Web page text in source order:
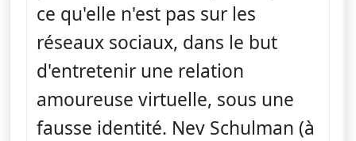
ce qu'elle n'est pas sur les
réseaux sociaux, dans le but
d'entretenir une relation
amoureuse virtuelle, sous une
fausse identité. Nev Schulman (à